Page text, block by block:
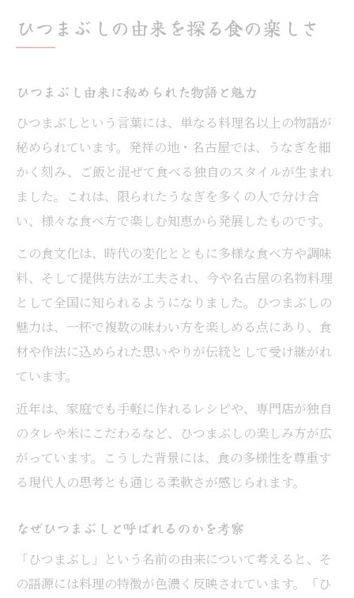
ひつまぶしの由来を探る食の楽しさ
ひつまぶし由来に秘められた物語と魅力
ひつまぶしという言葉には、単なる料理名以上の物語が
秘められています。発祥の地・名古屋では、うなぎを細
かく刻み、ご飯と混ぜて食べる独自のスタイルが生まれ
ました。これは、限られたうなぎを多くの人で分け合
い、様々な食べ方で楽しむ知恵から発展したものです。
この食文化は、時代の変化とともに多様な食べ方や調味
料、そして提供方法が工夫され、今や名古屋の名物料理
として全国に知られるようになりました。ひつまぶしの
魅力は、一杯で複数の味わい方を楽しめる点にあり、食
材や作法に込められた思いやりが伝統として受け継がれ
ています。
近年は、家庭でも手軽に作れるレシピや、専門店が独自
のタレや米にこだわるなど、ひつまぶしの楽しみ方が広
がっています。こうした背景には、食の多様性を尊重す
る現代人の思考とも通じる柔軟さが感じられます。
なぜひつまぶしと呼ばれるのかを考察
「ひつまぶし」という名前の由来について考えると、そ
の語源には料理の特徴が色濃く反映されています。「ひ